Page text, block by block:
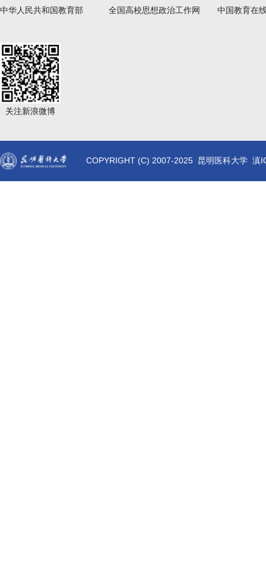
中华人民共和国教育部 全国高校思想政治工作网 中国教育在
关注新浪微博
COPYRIGHT (C) 2007-2025 昆明医科大学 滇